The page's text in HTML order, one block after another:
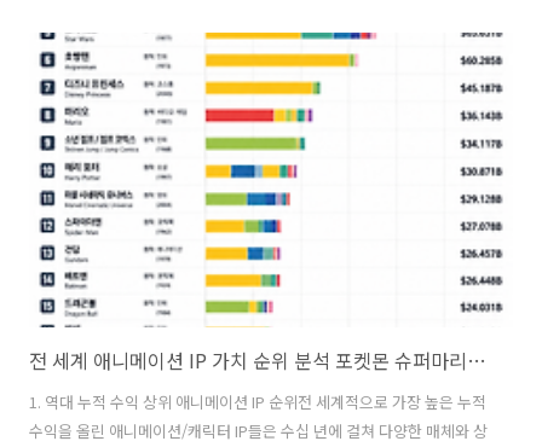
만 일본 내에서 1조 엔(약 87억 달러)의 매출을 올렸으며￼, 누적 총수익은
약 93억 달러로 추정된다 ￼. 이 수익에는 만화 출판 판매, 극장판 영화 흥
행, 캐릭터 상품/굿즈 판매, 게임 및 기타 라이선싱이 모두 포함된다. 특
히 굿즈/리테일 상품 판매가 압도적인 비중을 차지하여 약 87억 달러 규
모로 전체 수익의 대부분을 차지했고, 극장판..
전 세계 애니메이션 IP 가치 순위 분석 포켓몬 슈퍼마리오 겨울왕국 케이팝데몬헌터즈 등
1. 역대 누적 수익 상위 애니메이션 IP 순위전 세계적으로 가장 높은 누적
수익을 올린 애니메이션/캐릭터 IP들은 수십 년에 걸쳐 다양한 매체와 상